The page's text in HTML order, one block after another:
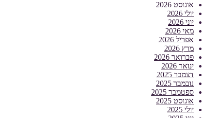
אוגוסט 2026
יולי 2026
יוני 2026
מאי 2026
אפריל 2026
מרץ 2026
פברואר 2026
ינואר 2026
דצמבר 2025
נובמבר 2025
ספטמבר 2025
אוגוסט 2025
יולי 2025